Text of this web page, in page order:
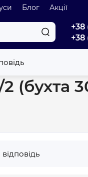
Блог Акції
+38
+38
30-1/2 PM6118